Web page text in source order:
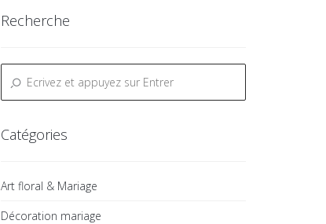
Recherche
Catégories
Art floral & Mariage
Décoration mariage